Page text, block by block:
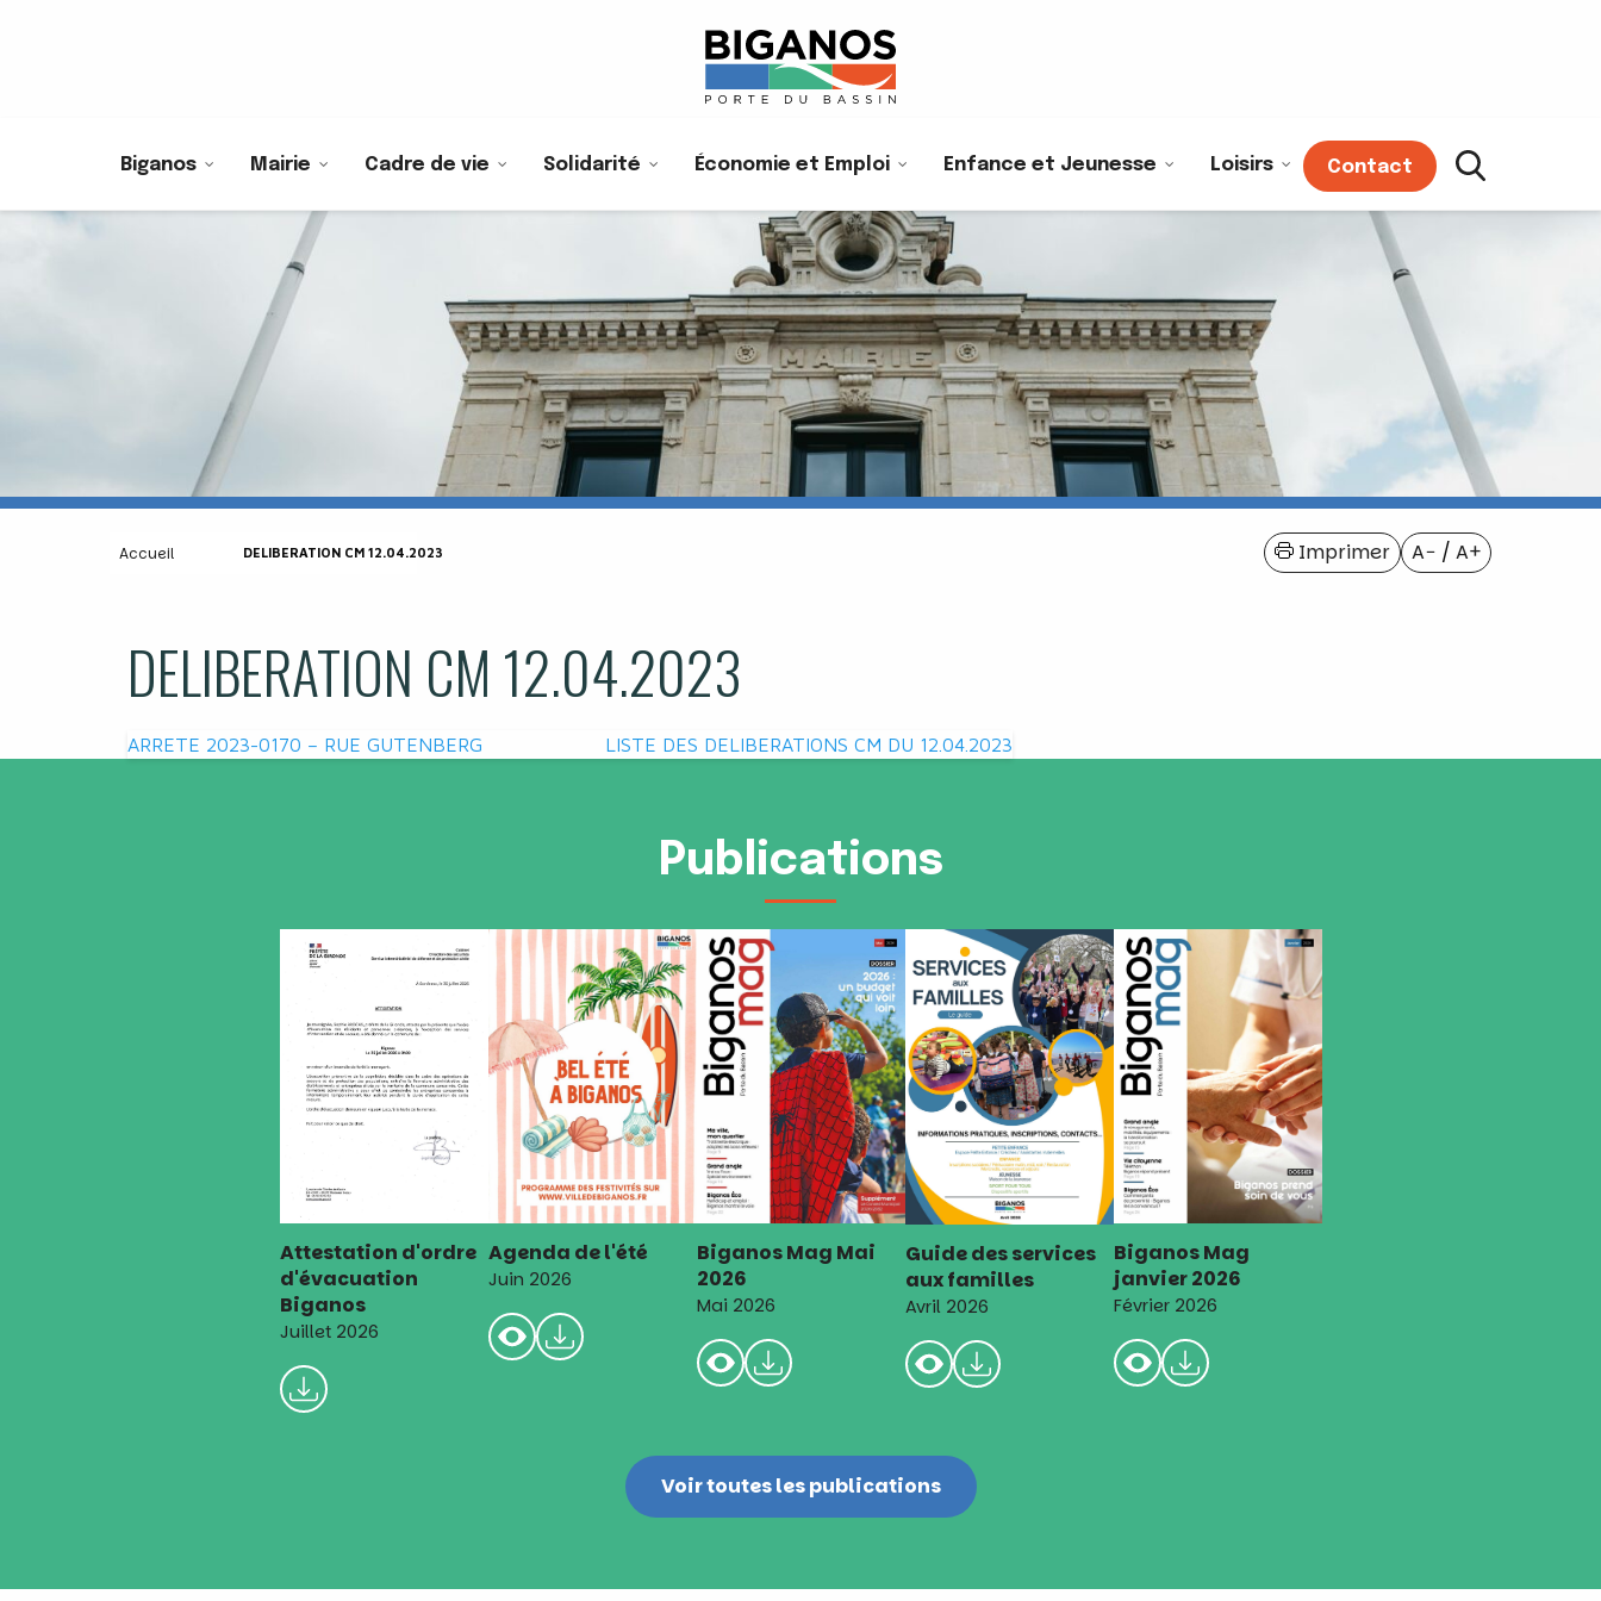
Biganos Mairie Cadre de vie Solidarité Économie et Emploi Enfance et Jeunesse Loisirs Contact
Accueil DELIBERATION CM 12.04.2023 A− / A+
Imprimer
DELIBERATION CM 12.04.2023
Navigation
ARRETE 2023-0170 – RUE GUTENBERG LISTE DES DELIBERATIONS CM DU 12.04.2023
Publications
Attestation d'ordre
d'évacuation
Biganos
Juillet 2026
Agenda de l'été
Juin 2026
Biganos Mag Mai
2026
Mai 2026
Guide des services
aux familles
Avril 2026
Biganos Mag
janvier 2026
Février 2026
Voir toutes les publications